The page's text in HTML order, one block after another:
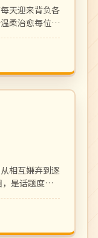
天迎来背负各
柔治愈每位过
全 32 集
相互嫌弃到逐
是话题度极
更新至 5 集